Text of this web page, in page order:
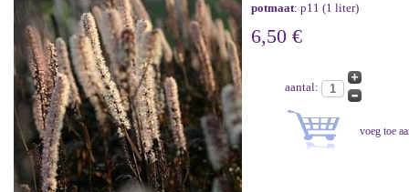
potmaat: p11 (1 liter)
6,50 €
aantal: